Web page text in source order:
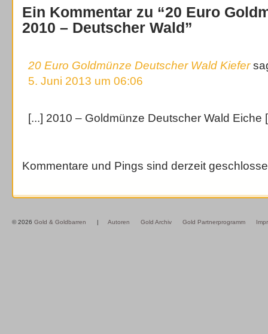
Ein Kommentar zu “20 Euro
2010 – Deutscher Wald”
20 Euro Goldmünze Deutscher Wald Kiefer
5. Juni 2013 um 06:06
[...] 2010 – Goldmünze Deutscher Wald Eiche
Kommentare und Pings sind derzeit
© 2026 Gold & Goldbarren | Autoren Gold Archiv Gold Partnerprogramm